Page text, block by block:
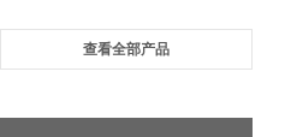
查看全部产品